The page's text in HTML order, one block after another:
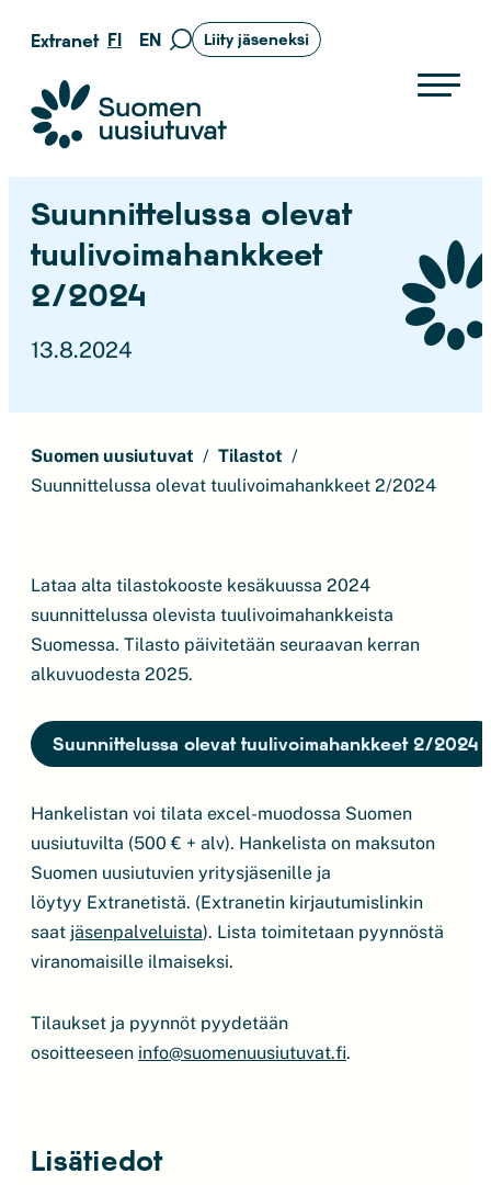
Siirry
sisältöön
Extranet FI EN
Siirry
Liity jäseneksi
Suomen uusiutuvat ry
Suunnittelussa olevat
tuulivoimahankkeet
2/2024
13.8.2024
Suomen uusiutuvat
Tilastot
Suunnittelussa olevat tuulivoimahankkeet 2/2024
Lataa alta tilastokooste kesäkuussa 2024
suunnittelussa olevista tuulivoimahankkeista
Suomessa. Tilasto päivitetään seuraavan kerran
alkuvuodesta 2025.
Suunnittelussa olevat tuulivoimahankkeet 2/2024
Hankelistan voi tilata excel-muodossa Suomen
uusiutuvilta (500 € + alv). Hankelista on maksuton
Suomen uusiutuvien yritysjäsenille ja
löytyy Extranetistä. (Extranetin kirjautumislinkin
saat jäsenpalveluista). Lista toimitetaan pyynnöstä
viranomaisille ilmaiseksi.
Tilaukset ja pyynnöt pyydetään
osoitteeseen info@suomenuusiutuvat.fi.
Lisätiedot